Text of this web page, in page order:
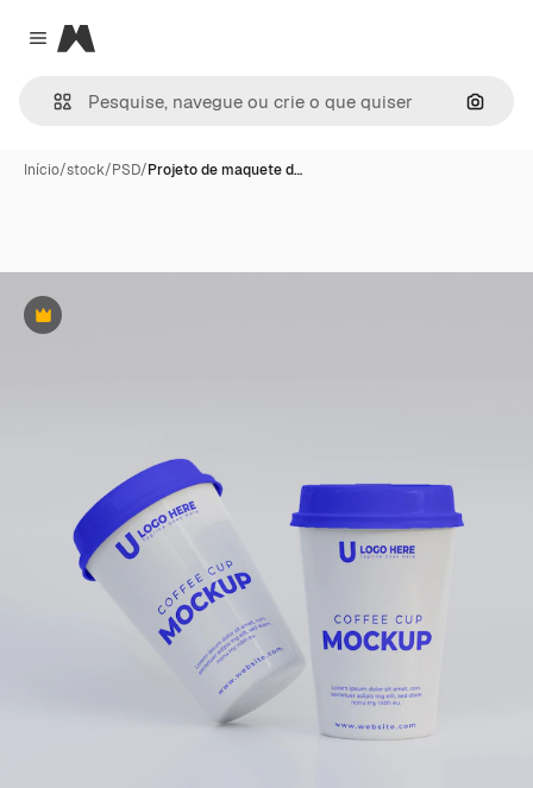
Close menu
Magnific
Início/stock/PSD/Projeto de maquete d…
Premium